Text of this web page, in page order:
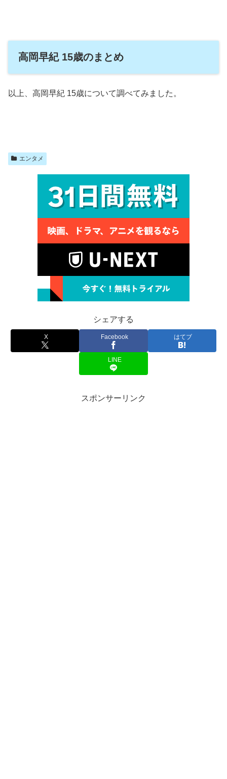
高岡早紀 15歳のまとめ
以上、高岡早紀 15歳について調べてみました。
エンタメ
シェアする
X Facebook はてブ
LINE
スポンサーリンク